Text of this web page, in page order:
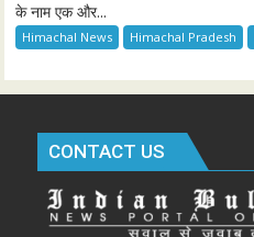
के नाम एक और...
Himachal News Himachal Pradesh
CONTACT US